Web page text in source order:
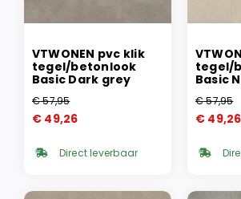
VTWONEN pvc klik
tegel/betonlook
Basic Dark grey
€57,95
Oorspronkelijke
was:
€ 49,26
Huidige
is: Direct leverbaar
tegel/
Basic
€57,95
was:
€ 49,26
is: